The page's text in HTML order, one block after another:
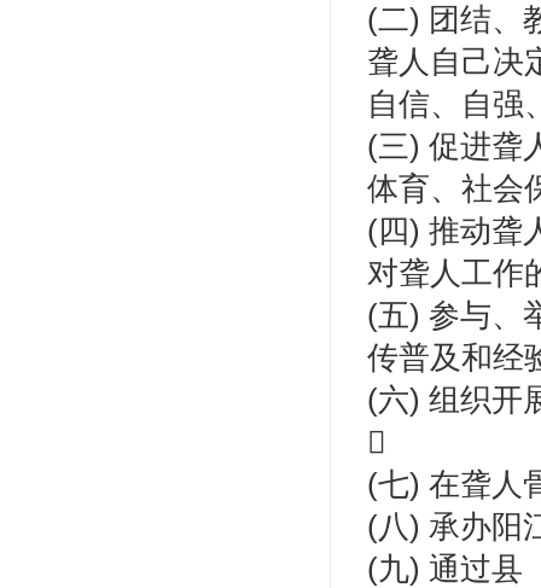
(二) 团结、
聋人自己决
自信、自强
(三) 促进聋
体育、社会
(四) 推动聋
对聋人工作
(五) 参与、
传普及和经
(六) 组织开

(七) 在聋人
(八) 承办阳
(九) 通过县